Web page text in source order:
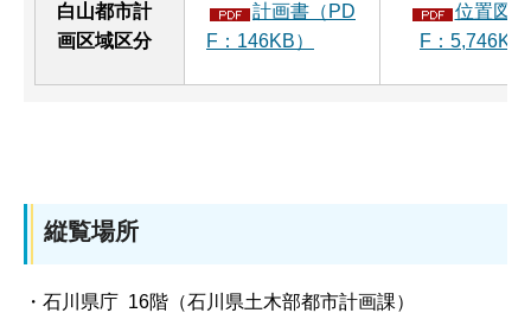
白山都市計
画区域区分
計画書（PD
F：146KB）
位置図
F：5,746KB
縦覧場所
・石川県庁 16階（石川県土木部都市計画課）